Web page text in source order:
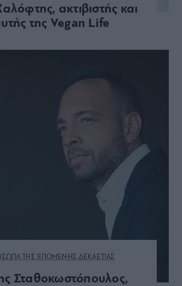
ακτιβιστής και
της Vegan Life
ΤΗΣ ΕΠΟΜΕΝΗΣ ΔΕΚΑΕΤΙΑΣ
Σταθοκωστόπουλος,